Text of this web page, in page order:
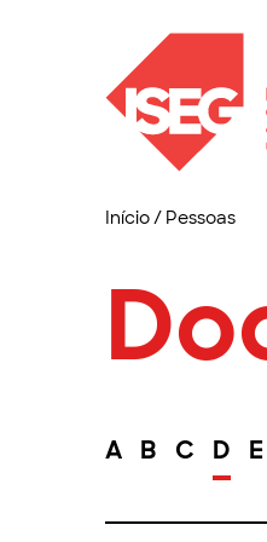
Início/ Pessoas
A B C D E